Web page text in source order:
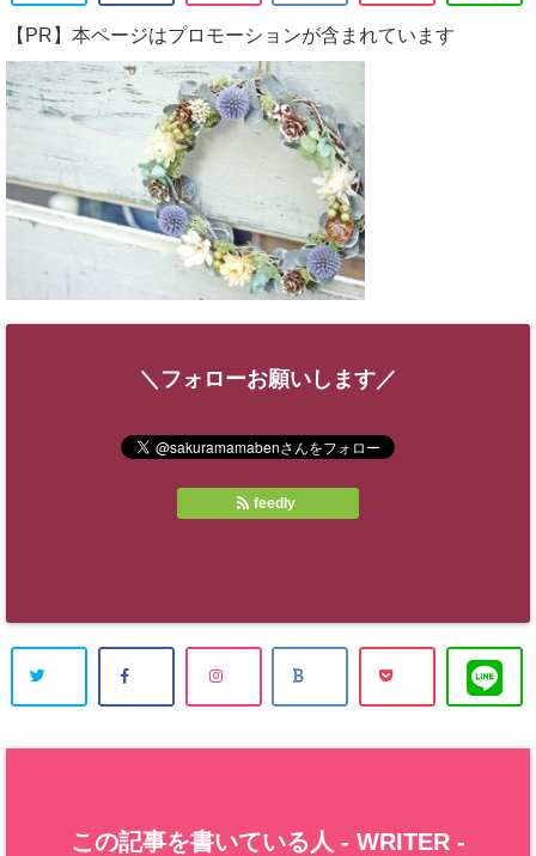
【PR】本ページはプロモーションが含まれています
＼フォローお願いします／
feedly
この記事を書いている人 - WRITER -